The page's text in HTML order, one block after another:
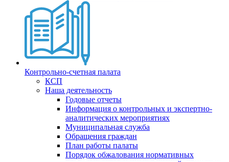
Контрольно-счетная палата
КСП
Наша деятельность
Годовые отчеты
Информация о контрольных и экспертно-
аналитических мероприятиях
Муниципальная служба
Обращения граждан
План работы палаты
Порядок обжалования нормативных